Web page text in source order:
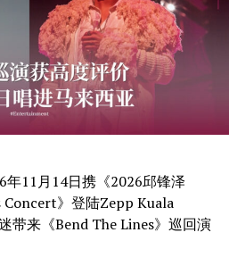
11月14日携《2026邱锋泽
Concert》登陆Zepp Kuala
带来《Bend The Lines》巡回演